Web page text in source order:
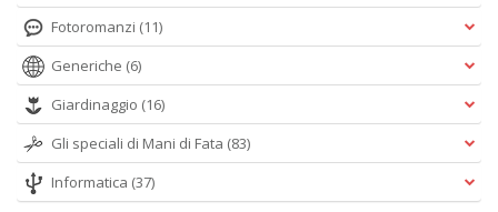
Fotoromanzi (11)
Generiche (6)
Giardinaggio (16)
Gli speciali di Mani di Fata (83)
Informatica (37)